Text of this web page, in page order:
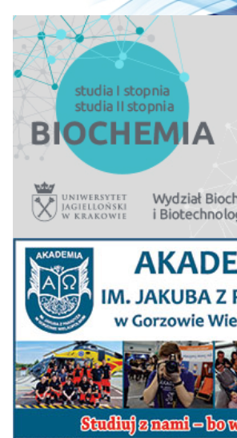
31=
Śląski Uniwersytet
Medyczny w
Katowicach
34
31=
Uniwersytet
Przyrodniczy w
Poznaniu
33=
Akademia WSB w
Dąbrowie Górniczej
Uniwersytet SWPS
w Warszawie
35
Politechnika
Lubelska
33
36
Zachodniopomorski
Uniwersytet
Technologiczny w
Szczecinie
35
37
Uczelnia
Łazarskiego w
Warszawie
39
38 Uniwersytet VIZJA 35
Uniwersytet
Ekonomiczny we
Wrocławiu
43